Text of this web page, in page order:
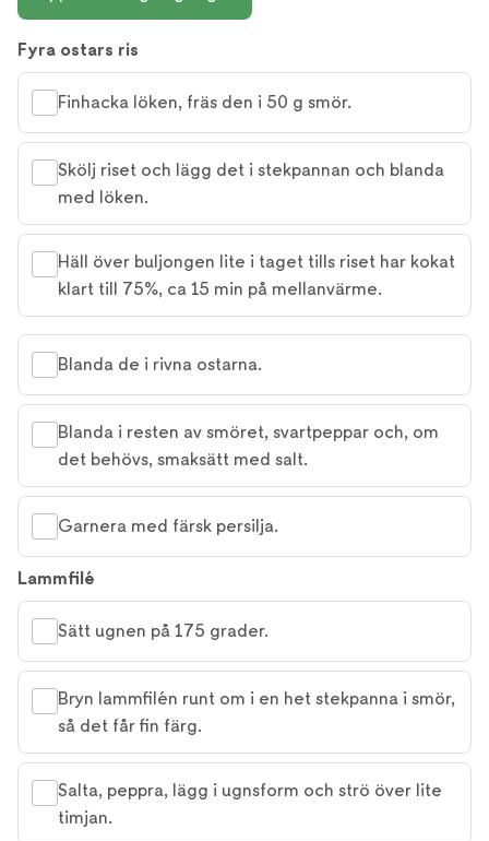
Fyra ostars ris
Finhacka löken, fräs den i 50 g smör.
Skölj riset och lägg det i stekpannan och blanda
med löken.
Häll över buljongen lite i taget tills riset har kokat
klart till 75%, ca 15 min på mellanvärme.
Blanda de i rivna ostarna.
Blanda i resten av smöret, svartpeppar och, om
det behövs, smaksätt med salt.
Garnera med färsk persilja.
Lammfilé
Sätt ugnen på 175 grader.
Bryn lammfilén runt om i en het stekpanna i smör,
så det får fin färg.
Salta, peppra, lägg i ugnsform och strö över lite
timjan.